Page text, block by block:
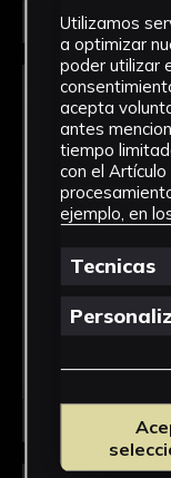
Utilizamos
a optimizar
poder utilizar
acepta
antes
tiempo
con el
ejemplo, en
Tecnicas